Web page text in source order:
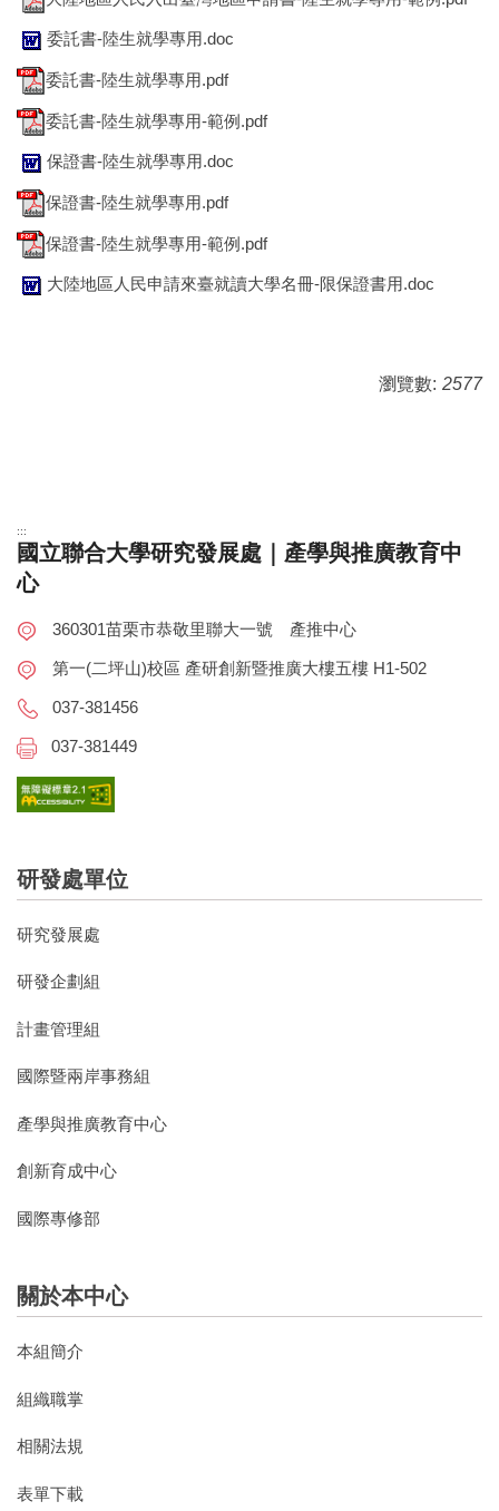
委託書-陸生就學專用.doc
委託書-陸生就學專用.pdf
委託書-陸生就學專用-範例.pdf
保證書-陸生就學專用.doc
保證書-陸生就學專用.pdf
保證書-陸生就學專用-範例.pdf
大陸地區人民申請來臺就讀大學名冊-限保證書用.doc
瀏覽數: 2577
:::
國立聯合大學研究發展處｜產學與推廣教育中
心
360301苗栗市恭敬里聯大一號 產推中心
第一(二坪山)校區 產研創新暨推廣大樓五樓 H1-502
037-381456
037-381449
研發處單位
研究發展處
研發企劃組
計畫管理組
國際暨兩岸事務組
產學與推廣教育中心
創新育成中心
國際專修部
關於本中心
本組簡介
組織職掌
相關法規
表單下載